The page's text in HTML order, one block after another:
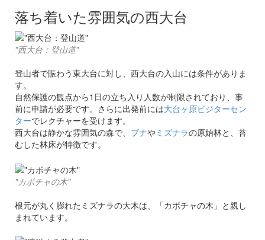
落ち着いた雰囲気の西大台
"西大台：登山道"
登山者で賑わう東大台に対し、西大台の入山には条件がありま
す。
自然保護の観点から1日の立ち入り人数が制限されており、事
前に申請が必要です。さらに出発前には大台ヶ原ビジターセン
ターでレクチャーを受けます。
西大台は静かな雰囲気の森で、 ブナやミズナラの原始林と、苔
むした林床が特徴です。
"カボチャの木"
根元が丸く膨れたミズナラの大木は、「カボチャの木」と親し
まれています。